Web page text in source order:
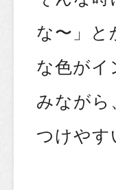
な〜」
な色が
みなが
つけやす